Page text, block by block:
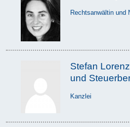
Rechtsanwältin und
Stefan
und
Kanzlei